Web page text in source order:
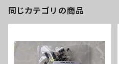
同じカテゴリの商品